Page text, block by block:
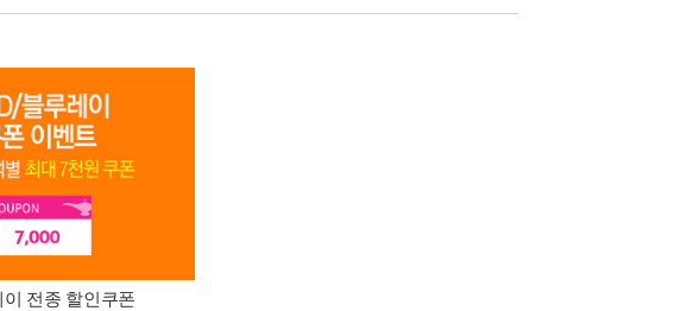
전종 할인쿠폰